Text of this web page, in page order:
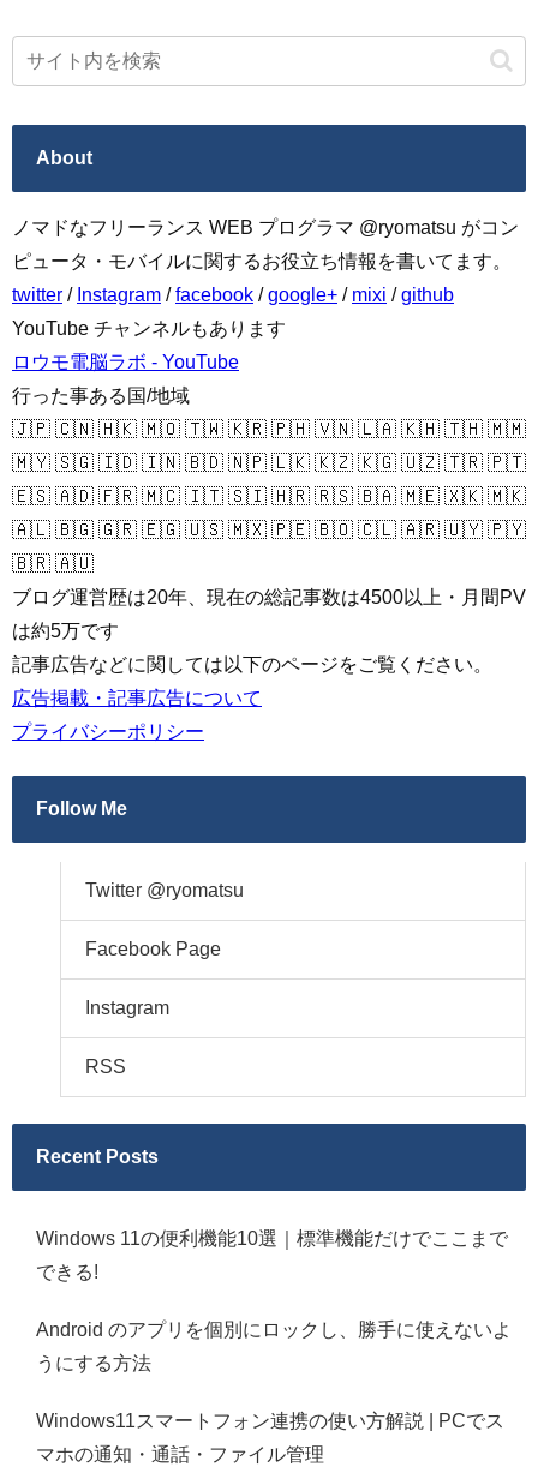
About
ノマドなフリーランス WEB プログラマ @ryomatsu がコン
ピュータ・モバイルに関するお役立ち情報を書いてます。
twitter / Instagram /facebook /google+ / mixi /github
YouTube チャンネルもあります
ロウモ電脳ラボ - YouTube
行った事ある国/地域
🇯🇵 🇨🇳 🇭🇰 🇲🇴 🇹🇼 🇰🇷 🇵🇭 🇻🇳 🇱🇦 🇰🇭 🇹🇭 🇲🇲
🇲🇾 🇸🇬 🇮🇩 🇮🇳 🇧🇩 🇳🇵 🇱🇰 🇰🇿 🇰🇬 🇺🇿 🇹🇷 🇵🇹
🇪🇸 🇦🇩 🇫🇷 🇲🇨 🇮🇹 🇸🇮 🇭🇷 🇷🇸 🇧🇦 🇲🇪 🇽🇰 🇲🇰
🇦🇱 🇧🇬 🇬🇷 🇪🇬 🇺🇸 🇲🇽 🇵🇪 🇧🇴 🇨🇱 🇦🇷 🇺🇾 🇵🇾
🇧🇷 🇦🇺
ブログ運営歴は20年、現在の総記事数は4500以上・月間PV
は約5万です
記事広告などに関しては以下のページをご覧ください。
広告掲載・記事広告について
プライバシーポリシー
Follow Me
Twitter @ryomatsu
Facebook Page
Instagram
RSS
Recent Posts
Windows 11の便利機能10選｜標準機能だけでここまで
できる!
Android のアプリを個別にロックし、勝手に使えないよ
うにする方法
Windows11スマートフォン連携の使い方解説 | PCでス
マホの通知・通話・ファイル管理